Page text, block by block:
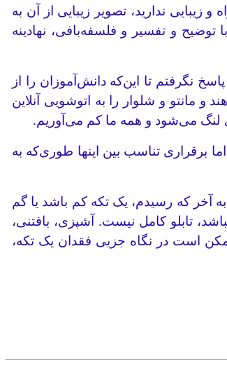
ندارید، تصویر زیبایی از آن به
توضیح و تفسیر و فلسفه‌بافی، نهادینه
نگرفتم تا این‌که دانش‌آموزان را از
مانتو و شلوار را به اتوشویی آنلاین
لنگ می‌شود و همه ما کم می‌آوریم.
برقراری تناسب بین اینها طوری‌که به
آخر که رسیدم، یک تکه کم باشد یا گم
تابلو کامل نیست. آشپزی، بافتنی،
است در نگاه جزیی فقدان یک تکه،